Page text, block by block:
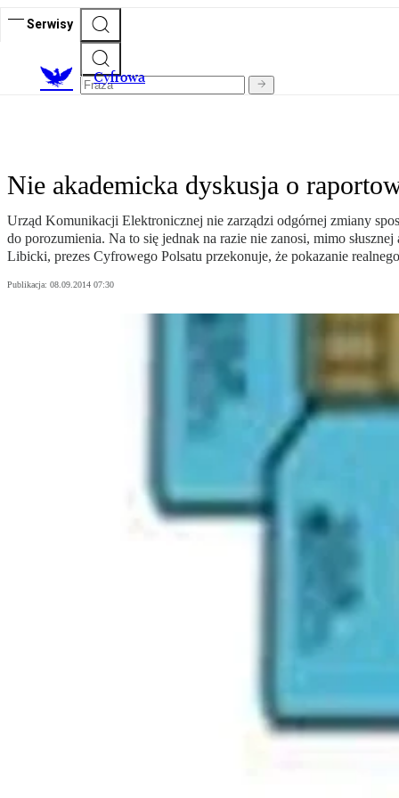
Serwisy
Cyfrowa
Nie akademicka dyskusja o
Urząd Komunikacji Elektronicznej nie zarządzi odgórnej zmiany
do porozumienia. Na to się jednak na razie nie zanosi, mimo
Libicki, prezes Cyfrowego Polsatu przekonuje, że pokazanie
Publikacja: 08.09.2014 07:30